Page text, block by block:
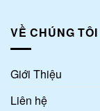
VỀ CHÚNG TÔI
Giới Thiệu
Liên hệ